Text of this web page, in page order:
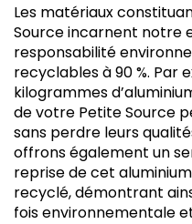
Les matériaux
Source incarnent notre
responsabilité
recyclables à 90 %. Par
kilogrammes
de votre Petite Source
sans perdre leurs
offrons également un
reprise de cet
recyclé, démontrant
fois environnementale